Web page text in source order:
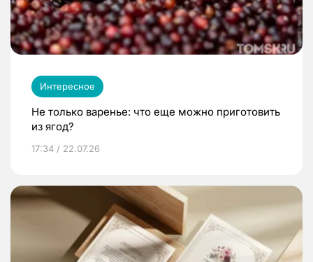
Интересное
Не только варенье: что еще можно приготовить
из ягод?
17:34 / 22.07.26